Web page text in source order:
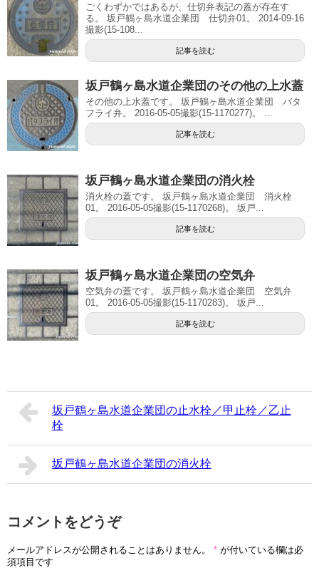
ごくわずかではあるが、仕切弁表記の蓋が存在す
る。 坂戸鶴ヶ島水道企業団 仕切弁01。 2014-09-16
撮影(15-108...
記事を読む
坂戸鶴ヶ島水道企業団のその他の上水蓋
その他の上水蓋です。 坂戸鶴ヶ島水道企業団 バタ
フライ弁。 2016-05-05撮影(15-1170277)。 ...
記事を読む
坂戸鶴ヶ島水道企業団の消火栓
消火栓の蓋です。 坂戸鶴ヶ島水道企業団 消火栓
01。 2016-05-05撮影(15-1170268)。 坂戸...
記事を読む
坂戸鶴ヶ島水道企業団の空気弁
空気弁の蓋です。 坂戸鶴ヶ島水道企業団 空気弁
01。 2016-05-05撮影(15-1170283)。 坂戸...
記事を読む
坂戸鶴ヶ島水道企業団の止水栓／甲止栓／乙止
栓
坂戸鶴ヶ島水道企業団の消火栓
コメントをどうぞ
メールアドレスが公開されることはありません。 * が付いている欄は必
須項目です